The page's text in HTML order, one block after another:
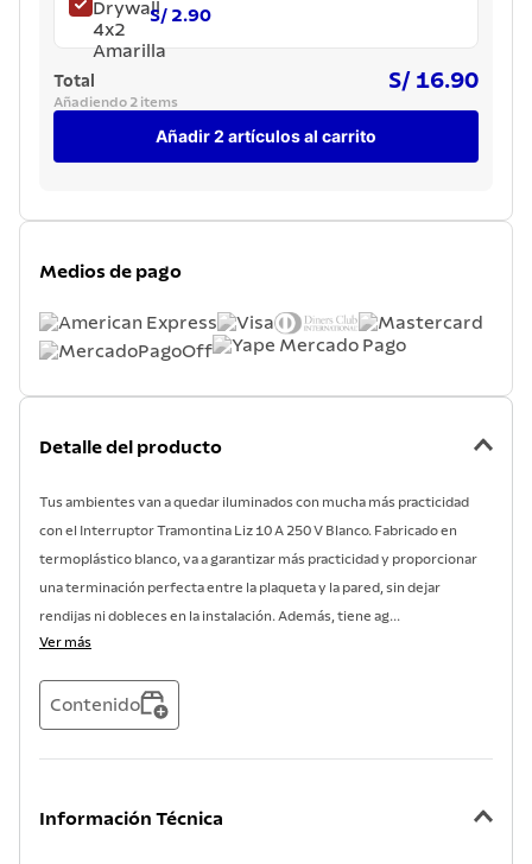
S/ 2.90
Total S/ 16.90
Añadiendo 2 items
Añadir 2 artículos al carrito
Medios de pago
Detalle del producto
Tus ambientes van a quedar iluminados con mucha más practicidad
con el Interruptor Tramontina Liz 10 A 250 V Blanco. Fabricado en
termoplástico blanco, va a garantizar más practicidad y proporcionar
una terminación perfecta entre la plaqueta y la pared, sin dejar
rendijas ni dobleces en la instalación. Además, tiene ag...
Ver más
Contenido
Información Técnica